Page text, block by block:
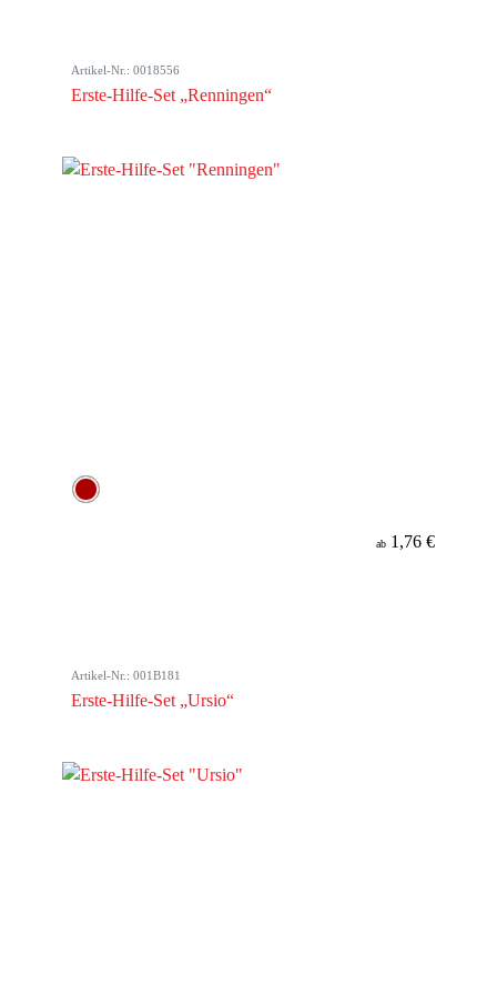
Artikel-Nr.: 0018556
Erste-Hilfe-Set „Renningen“
ab 1,76 €
Artikel-Nr.: 001B181
Erste-Hilfe-Set „Ursio“